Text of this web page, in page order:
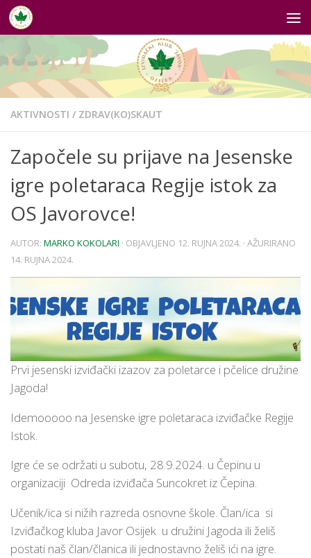
Skip to content
AKTIVNOSTI / ZDRAV(KO)SKAUT
Započele su prijave na Jesenske
igre poletaraca Regije istok za
OS Javorovce!
AUTOR: MARKO KOKOLARI · OBJAVLJENO 12. RUJNA 2024. · AŽURIRANO
14. RUJNA 2024.
Prvi jesenski izviđački izazov za poletarce i pčelice družine
Jagoda!
Idemooooo na Jesenske igre poletaraca izviđačke Regije
Istok.
Igre će se održati u subotu, 28.9.2024. u Čepinu u
organizaciji Odreda izviđača Suncokret iz Čepina.
Učenik/ica si nižih razreda osnovne škole. Član/ica si
Izviđačkog kluba Javor Osijek u družini Jagoda ili želiš
postati naš član/članica ili jednostavno želiš ići na igre.